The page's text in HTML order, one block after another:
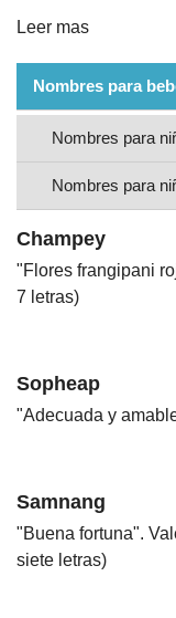
Leer mas
Nombres para
Nombres para
Nombres para
Champey
"Flores frangipani
7 letras)
Sopheap
"Adecuada y
Samnang
"Buena fortuna".
siete letras)